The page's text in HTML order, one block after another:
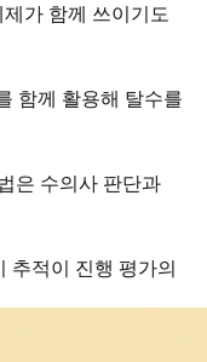
가 함께 쓰이기도
함께 활용해 탈수를
은 수의사 판단과
추적이 진행 평가의